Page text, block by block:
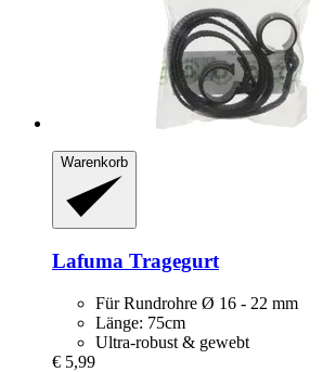
Warenkorb
Lafuma Tragegurt
Für Rundrohre Ø 16 - 22 mm
Länge: 75cm
Ultra-robust & gewebt
€ 5,99